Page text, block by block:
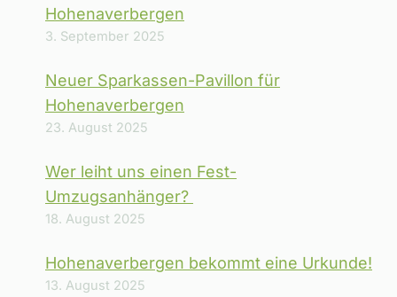
Hohenaverbergen
3. September 2025
Neuer Sparkassen-Pavillon für
Hohenaverbergen
23. August 2025
Wer leiht uns einen Fest-
Umzugsanhänger?
18. August 2025
Hohenaverbergen bekommt eine Urkunde!
13. August 2025